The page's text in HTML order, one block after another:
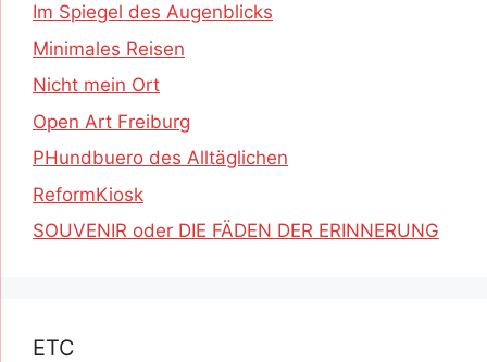
Im Spiegel des Augenblicks
Minimales Reisen
Nicht mein Ort
Open Art Freiburg
PHundbuero des Alltäglichen
ReformKiosk
SOUVENIR oder DIE FÄDEN DER ERINNERUNG
ETC